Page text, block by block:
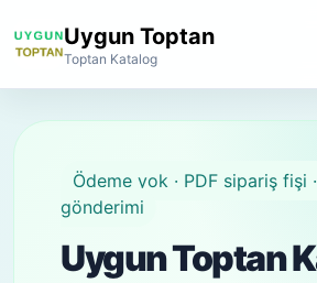
Uygun Toptan
Toptan Katalog
Ödeme yok · PDF sipariş fişi
gönderimi
Uygun Toptan